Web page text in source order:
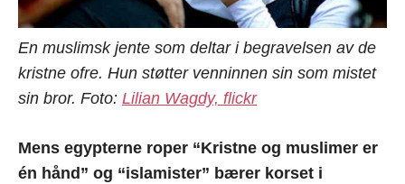
En muslimsk jente som deltar i begravelsen av de
kristne ofre. Hun støtter venninnen sin som mistet
sin bror. Foto: Lilian Wagdy, flickr
Mens egypterne roper “Kristne og muslimer er
én hånd” og “islamister” bærer korset i